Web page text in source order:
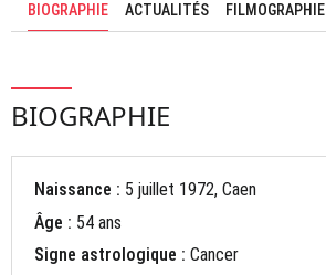
BIOGRAPHIE ACTUALITÉS FILMOGRAPHIE
BIOGRAPHIE
Naissance : 5 juillet 1972, Caen
Âge : 54 ans
Signe astrologique :Cancer